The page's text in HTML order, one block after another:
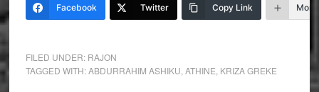
Facebook Twitter Copy Link More
FILED UNDER: RAJON
TAGGED WITH:ABDURRAHIM ASHIKU ATHINE KRIZA GREKE